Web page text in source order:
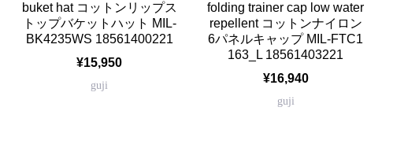
buket hat コットンリップス
トップバケットハット MIL-
BK4235WS 18561400221
¥15,950
guji
folding trainer cap low water
repellent コットンナイロン
6パネルキャップ MIL-FTC1
163_L 18561403221
¥16,940
guji